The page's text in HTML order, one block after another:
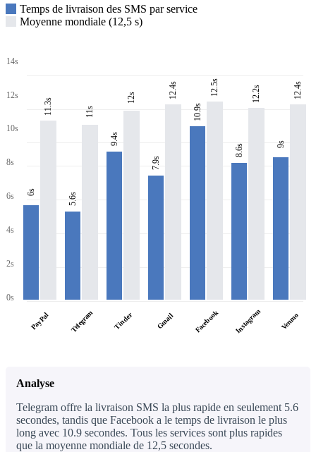
Temps de livraison des SMS par service
Moyenne mondiale (12,5 s)
14s
12s
10s
8s
6s
4s
2s
0s
6s
11.3s
PayPal
5.6s
11s
Telegram
9.4s
12s
Tinder
7.9s
12.4s
Gmail
10.9s
12.5s
Facebook
8.6s
12.2s
Instagram
9s
12.4s
Venmo
Analyse
Telegram offre la livraison SMS la plus rapide en seulement 5.6
secondes, tandis que Facebook a le temps de livraison le plus
long avec 10.9 secondes. Tous les services sont plus rapides
que la moyenne mondiale de 12,5 secondes.